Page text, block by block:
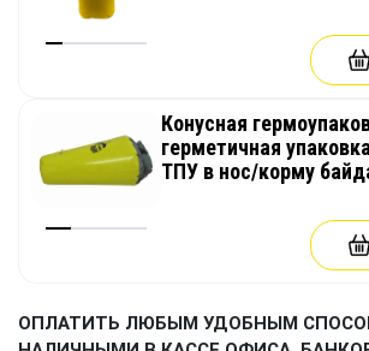
Конусная
герметичная
ТПУ в нос/корму
ОПЛАТИТЬ ЛЮБЫМ УДОБНЫМ